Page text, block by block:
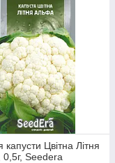
капусти Цвітна Літня
Seedera